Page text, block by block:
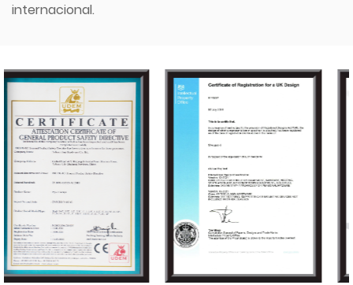
internacional.